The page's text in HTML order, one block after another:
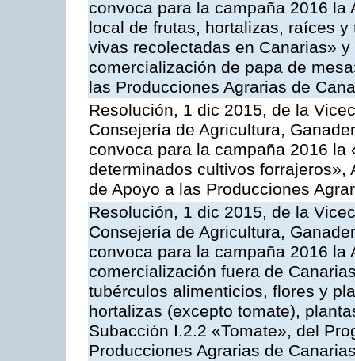
convoca para la campaña 2016
local de frutas, hortalizas, raíces
vivas recolectadas en Canarias»
comercialización de papa de
las Producciones Agrarias de
Resolución, 1 dic 2015, de la
Consejería de Agricultura,
convoca para la campaña 2016 la
determinados cultivos forrajeros»,
de Apoyo a las Producciones
Resolución, 1 dic 2015, de la
Consejería de Agricultura,
convoca para la campaña 2016 la
comercialización fuera de
tubérculos alimenticios, flores y
hortalizas (excepto tomate),
Subacción I.2.2 «Tomate», del
Producciones Agrarias de